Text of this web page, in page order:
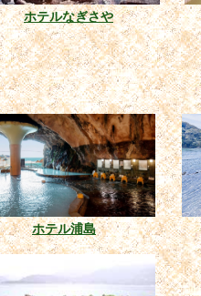
ホテルなぎさや
ホテル浦島